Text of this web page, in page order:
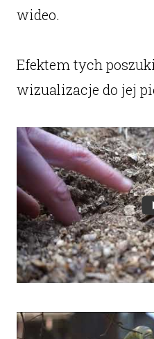
wideo.
Efektem tych
wizualizacje do jej